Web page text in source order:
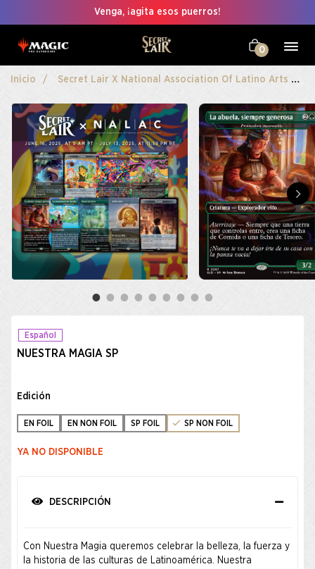
Venga, ¡agita esos puerros!
0
Inicio Secret Lair X National Association Of Latino Arts And Cultures
Español
NUESTRA MAGIA SP
Edición
EN FOIL EN NON FOIL SP FOIL SP NON FOIL
YA NO DISPONIBLE
DESCRIPCIÓN
Con Nuestra Magia queremos celebrar la belleza, la fuerza y
la historia de las culturas de Latinoamérica. Nuestra